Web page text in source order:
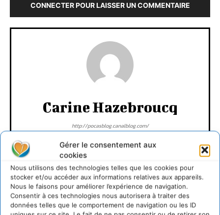
Gérer le consentement aux
cookies
Nous utilisons des technologies telles que les cookies pour
stocker et/ou accéder aux informations relatives aux appareils.
Nous le faisons pour améliorer l’expérience de navigation.
Consentir à ces technologies nous autorisera à traiter des
données telles que le comportement de navigation ou les ID
CONNECTER POUR LAISSER UN COMMENTAIRE
Carine Hazebroucq
http://pocasblog.canalblog.com/